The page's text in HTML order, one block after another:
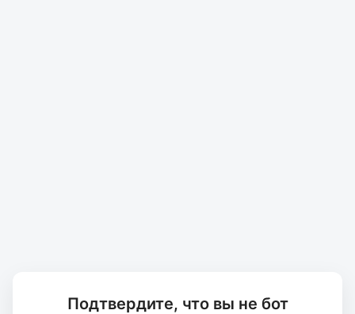
Подтвердите, что вы не бот